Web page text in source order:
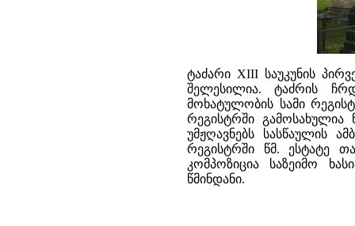
ტაძარი XIII საუკუნის
შელესილია. ტაძრის
მოხატულობის სამი
რეგისტრში
უმჟღავნებს სასწაულის
რეგისტრში წმ. ესტატე
კომპოზიცია საზეიმო
წმინდანი.